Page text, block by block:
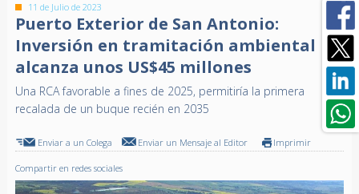
11 de Julio de 2023
Puerto Exterior de San Antonio:
Inversión en tramitación ambiental
alcanza unos US$45 millones
Una RCA favorable a fines de 2025, permitiría la primera
recalada de un buque recién en 2035
Enviar a un Colega Enviar un Mensaje al Editor Imprimir
Compartir en redes sociales